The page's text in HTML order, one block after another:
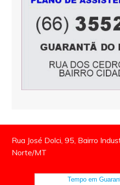
Rua José Dolci, 95, Bairro
Norte/MT